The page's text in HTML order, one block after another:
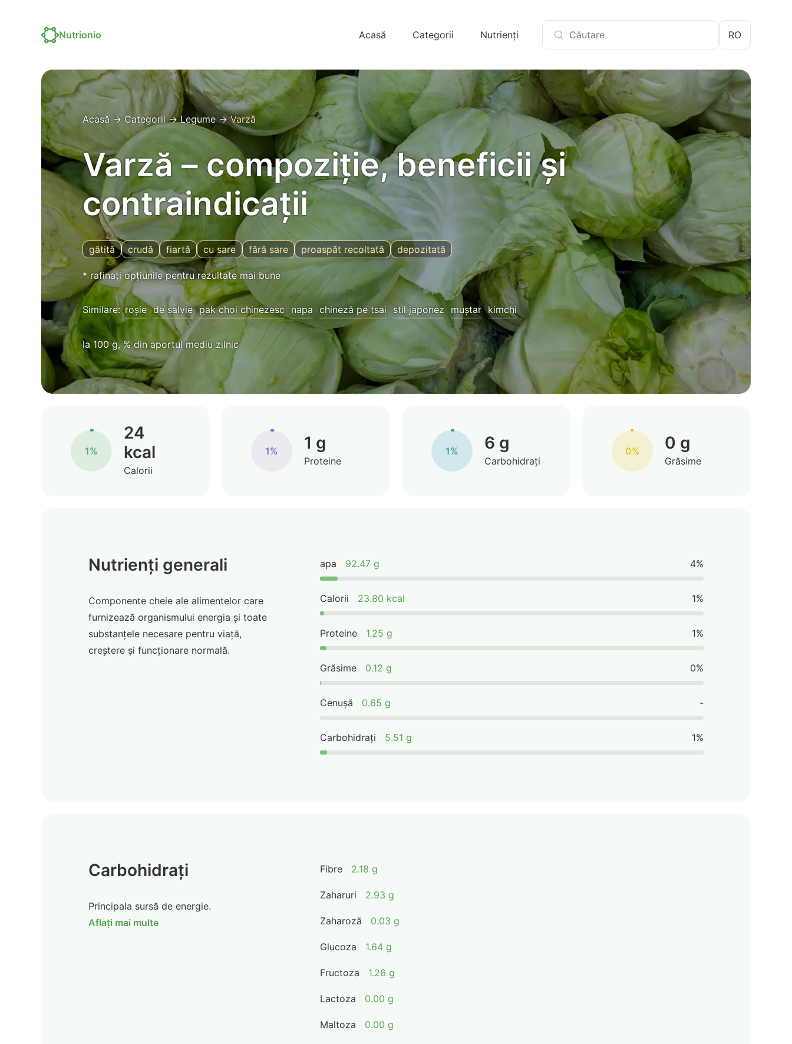
Nutrionio RO
Acasă Categorii Nutrienți
Acasă → Categorii→Legume→Varză
Varză – compoziție, beneficii și
contraindicații
gătită crudă fiartă cu sare fără sare proaspăt recoltată depozitată
* rafinați opțiunile pentru rezultate mai bune
Similare:roșie de salvie pak choi chinezesc napa chineză pe tsai stil japonez muștar kimchi
la 100 g, % din aportul mediu zilnic
1%
24
kcal
Calorii
1% 1 g
Proteine
1% 6 g
Carbohidrați
0% 0 g
Grăsime
Nutrienți generali
Componente cheie ale alimentelor care
furnizează organismului energia și toate
substanțele necesare pentru viață,
creștere și funcționare normală.
apa 92.47 g 4%
Calorii 23.80 kcal 1%
Proteine 1.25 g 1%
Grăsime 0.12 g 0%
Cenușă 0.65 g -
Carbohidrați 5.51 g 1%
Carbohidrați
Principala sursă de energie.
Aflați mai multe
Fibre 2.18 g
Zaharuri 2.93 g
Zaharoză 0.03 g
Glucoza 1.64 g
Fructoza 1.26 g
Lactoza 0.00 g
Maltoza 0.00 g